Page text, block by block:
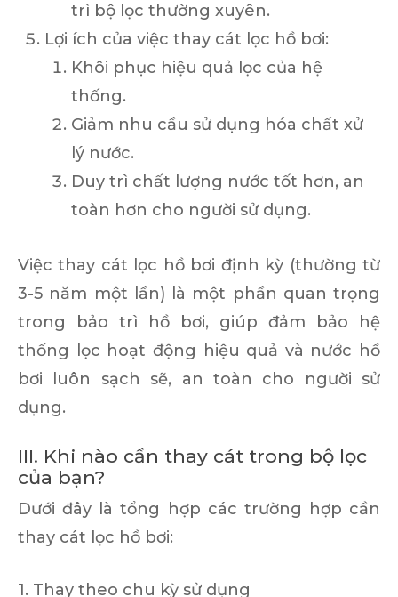
trì bộ lọc thường xuyên.
Lợi ích của việc thay cát lọc hồ bơi:
Khôi phục hiệu quả lọc của hệ
thống.
Giảm nhu cầu sử dụng hóa chất xử
lý nước.
Duy trì chất lượng nước tốt hơn, an
toàn hơn cho người sử dụng.
Việc thay cát lọc hồ bơi định kỳ (thường từ
3-5 năm một lần) là một phần quan trọng
trong bảo trì hồ bơi, giúp đảm bảo hệ
thống lọc hoạt động hiệu quả và nước hồ
bơi luôn sạch sẽ, an toàn cho người sử
dụng.
III. Khi nào cần thay cát trong bộ lọc
của bạn?
Dưới đây là tổng hợp các trường hợp cần
thay cát lọc hồ bơi:
1. Thay theo chu kỳ sử dụng